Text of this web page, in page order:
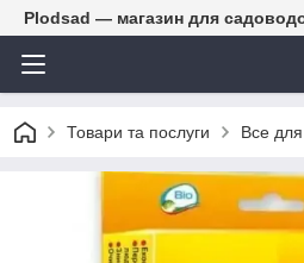
Plodsad — магазин для
Товари та послуги Все